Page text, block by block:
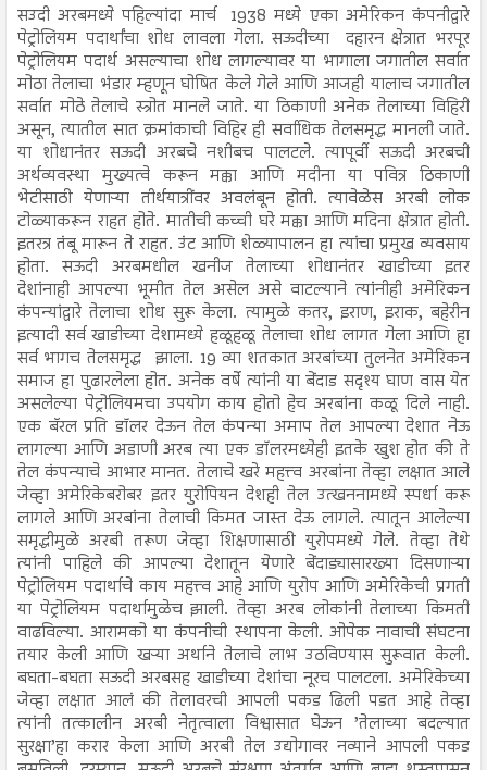
सउदी अरबमध्ये पहिल्यांदा मार्च 1938 मध्ये एका अमेरिकन कंपनीद्वारे
पेट्रोलियम पदार्थांचा शोध लावला गेला. सऊदीच्या दहारन क्षेत्रात भरपूर
पेट्रोलियम पदार्थ असल्याचा शोध लागल्यावर या भागाला जगातील सर्वात
मोठा तेलाचा भंडार म्हणून घोषित केले गेले आणि आजही यालाच जगातील
सर्वात मोठे तेलाचे स्त्रोत मानले जाते. या ठिकाणी अनेक तेलाच्या विहिरी
असून, त्यातील सात क्रमांकाची विहिर ही सर्वाधिक तेलसमृद्ध मानली जाते.
या शोधानंतर सऊदी अरबचे नशीबच पालटले. त्यापूर्वी सऊदी अरबची
अर्थव्यवस्था मुख्यत्वे करून मक्का आणि मदीना या पवित्र ठिकाणी
भेटीसाठी येणाऱ्या तीर्थयात्रींवर अवलंबून होती. त्यावेळेस अरबी लोक
टोळ्याकरून राहत होते. मातीची कच्ची घरे मक्का आणि मदिना क्षेत्रात होती.
इतरत्र तंबू मारून ते राहत. उंट आणि शेळ्यापालन हा त्यांचा प्रमुख व्यवसाय
होता. सऊदी अरबमधील खनीज तेलाच्या शोधानंतर खाडीच्या इतर
देशांनाही आपल्या भूमीत तेल असेल असे वाटल्याने त्यांनीही अमेरिकन
कंपन्यांद्वारे तेलाचा शोध सुरू केला. त्यामुळे कतर, इराण, इराक, बहेरीन
इत्यादी सर्व खाडीच्या देशामध्ये हळूहळू तेलाचा शोध लागत गेला आणि हा
सर्व भागच तेलसमृद्ध झाला. 19 व्या शतकात अरबांच्या तुलनेत अमेरिकन
समाज हा पुढारलेला होत. अनेक वर्षे त्यांनी या बेंदाड सदृश्य घाण वास येत
असलेल्या पेट्रोलियमचा उपयोग काय होतो हेच अरबांना कळू दिले नाही.
एक बॅरल प्रति डॉलर देऊन तेल कंपन्या अमाप तेल आपल्या देशात नेऊ
लागल्या आणि अडाणी अरब त्या एक डॉलरमध्येही इतके खुश होत की ते
तेल कंपन्याचे आभार मानत. तेलाचे खरे महत्त्व अरबांना तेव्हा लक्षात आले
जेव्हा अमेरिकेबरोबर इतर युरोपियन देशही तेल उत्खननामध्ये स्पर्धा करू
लागले आणि अरबांना तेलाची किमत जास्त देऊ लागले. त्यातून आलेल्या
समृद्धीमुळे अरबी तरूण जेव्हा शिक्षणासाठी युरोपमध्ये गेले. तेव्हा तेथे
त्यांनी पाहिले की आपल्या देशातून येणारे बेंदाड्यासारख्या दिसणाऱ्या
पेट्रोलियम पदार्थाचे काय महत्त्व आहे आणि युरोप आणि अमेरिकेची प्रगती
या पेट्रोलियम पदार्थामुळेच झाली. तेव्हा अरब लोकांनी तेलाच्या किमती
वाढविल्या. आरामको या कंपनीची स्थापना केली. ओपेक नावाची संघटना
तयार केली आणि खऱ्या अर्थाने तेलाचे लाभ उठविण्यास सुरूवात केली.
बघता-बघता सऊदी अरबसह खाडीच्या देशांचा नूरच पालटला. अमेरिकेच्या
जेव्हा लक्षात आलं की तेलावरची आपली पकड ढिली पडत आहे तेव्हा
त्यांनी तत्कालीन अरबी नेतृत्वाला विश्वासात घेऊन ’तेलाच्या बदल्यात
सुरक्षा’हा करार केला आणि अरबी तेल उद्योगावर नव्याने आपली पकड